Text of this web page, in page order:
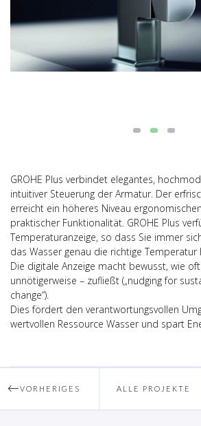
GROHE Plus verbindet elegantes,
intuitiver Steuerung der Armatur. Der
erreicht ein höheres Niveau
praktischer Funktionalität. GROHE Plus
Temperaturanzeige, so dass Sie immer
das Wasser genau die richtige Temperatur
Die digitale Anzeige macht bewusst, wie
unnötigerweise – zufließt („nudging for
change“).
Dies fördert den verantwortungsvollen
wertvollen Ressource Wasser und spart
VORHERIGES ALLE PROJEKTE